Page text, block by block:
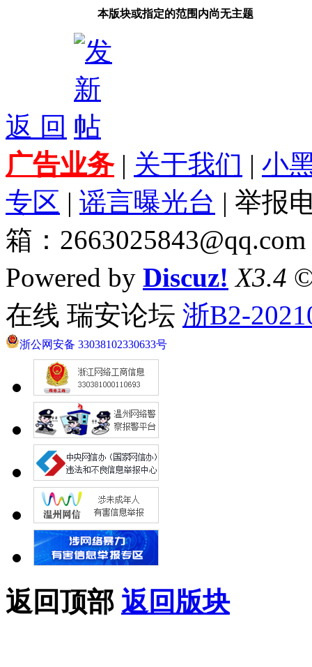
本版块或指定的范围内尚无主题
返 回
广告业务| 关于我们 | 小
专区 | 谣言曝光台 | 举报
箱：2663025843@qq.com
Powered by Discuz! X3.4
在线 瑞安论坛 浙B2-
浙公网安备 33038102330633号
返回顶部 返回版块